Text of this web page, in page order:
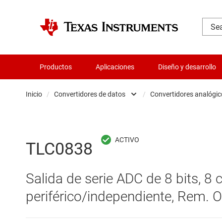
Productos Aplicaciones Diseño y desarrollo
Inicio / Convertidores de datos
Aislamiento
Audio, háptica y piezoeléctrica
Circuitos integrados de gestión de
/ Convertidores
Other
TLC0838
Salida de serie ADC de 8 bits, 8
periférico/independiente, Rem.